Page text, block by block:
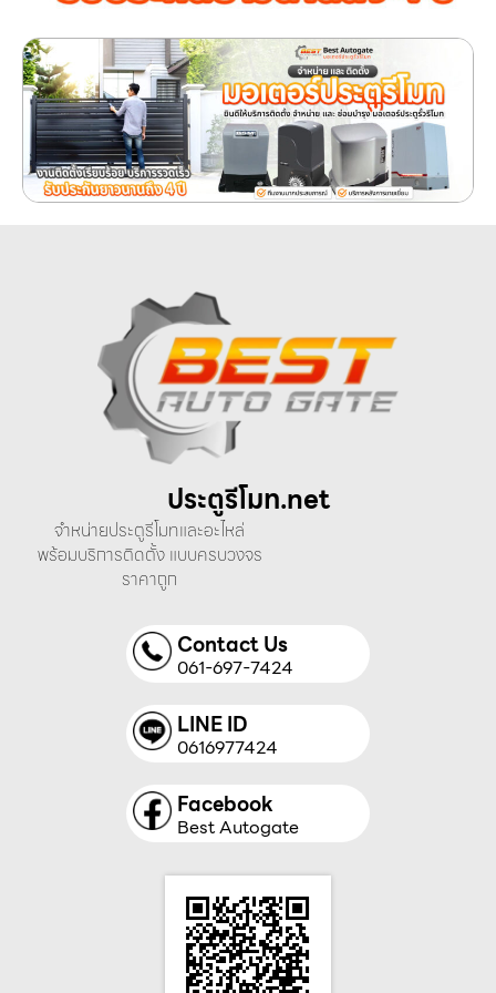
ประตูรีโมท.net
จำหน่ายประตูรีโมทและอะไหล่
พร้อมบริการติดตั้ง แบบครบวงจร
ราคาถูก
Contact Us
061-697-7424
LINE ID
0616977424
Facebook
Best Autogate